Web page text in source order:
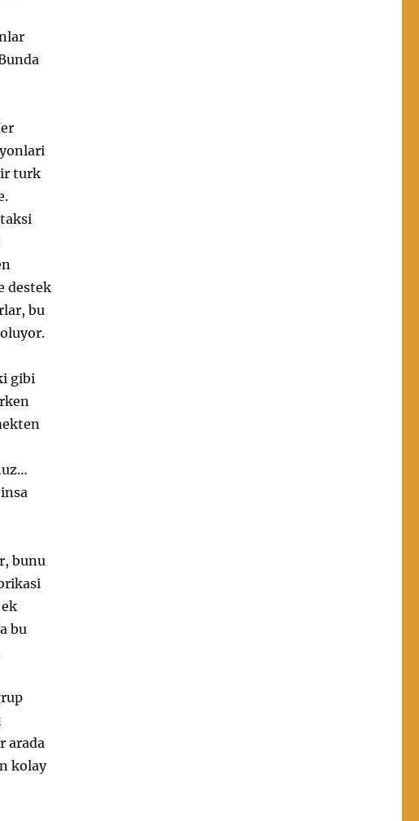
turk
destek
bu
gibi
bunu
bu
arada
kolay